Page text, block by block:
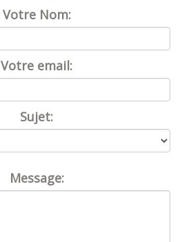
Votre Nom:
Votre email:
Sujet:
Message: